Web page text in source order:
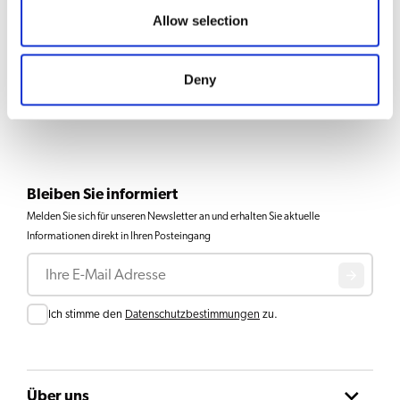
Allow selection
Deny
1 2 3 4
Bleiben Sie informiert
Melden Sie sich für unseren Newsletter an und erhalten Sie aktuelle
Informationen direkt in Ihren Posteingang
E-Mail
Consent
Ich stimme den Datenschutzbestimmungen zu.
Über uns